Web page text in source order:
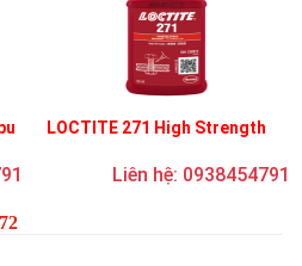
LOCTITE 271 High Strength
Liên hệ: 0938454791